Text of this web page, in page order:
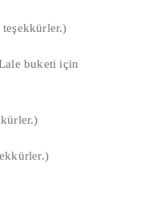
teşekkürler.)
buketi için